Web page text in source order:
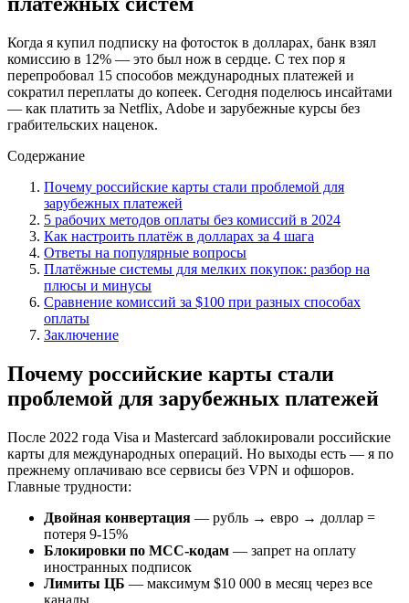
Когда я купил подписку на фотосток в долларах, банк взял
комиссию в 12% — это был нож в сердце. С тех пор я
перепробовал 15 способов международных платежей и
сократил переплаты до копеек. Сегодня поделюсь инсайтами
— как платить за Netflix, Adobe и зарубежные курсы без
грабительских наценок.
Содержание
Почему российские карты стали проблемой для
зарубежных платежей
5 рабочих методов оплаты без комиссий в 2024
Как настроить платёж в долларах за 4 шага
Ответы на популярные вопросы
Платёжные системы для мелких покупок: разбор на
плюсы и минусы
Сравнение комиссий за $100 при разных способах
оплаты
Заключение
Почему российские карты стали
проблемой для зарубежных платежей
После 2022 года Visa и Mastercard заблокировали российские
карты для международных операций. Но выходы есть — я по
прежнему оплачиваю все сервисы без VPN и офшоров.
Главные трудности:
Двойная конвертация — рубль → евро → доллар =
потеря 9-15%
Блокировки по MCC-кодам — запрет на оплату
иностранных подписок
Лимиты ЦБ — максимум $10 000 в месяц через все
каналы